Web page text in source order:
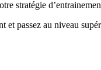
stratégie
passez au niveau